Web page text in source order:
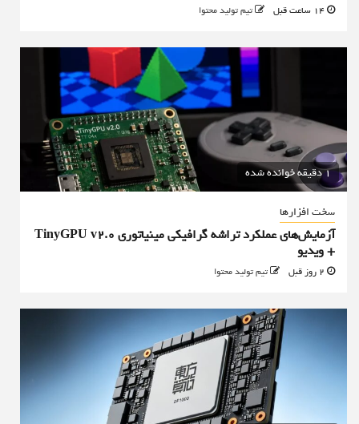
تیم تولید محتوا
1 دقیقه خوانده شده
سخت افزارها
آزمایش‌های عملکرد تراشه گرافیکی مینیاتوری TinyGPU v2.0
+ ویدیو
تیم تولید محتوا